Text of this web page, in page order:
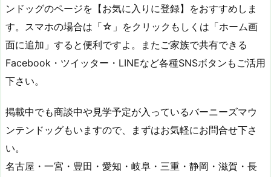
ンドッグのページを【お気に入りに登録】をおすすめしま
す。スマホの場合は「☆」をクリックもしくは「ホーム画
面に追加」すると便利ですよ。またご家族で共有できる
Facebook・ツイッター・LINEなど各種SNSボタンもご活用
下さい。
掲載中でも商談中や見学予定が入っているバーニーズマウ
ンテンドッグもいますので、まずはお気軽にお問合せ下さ
い。
名古屋・一宮・豊田・愛知・岐阜・三重・静岡・滋賀・長